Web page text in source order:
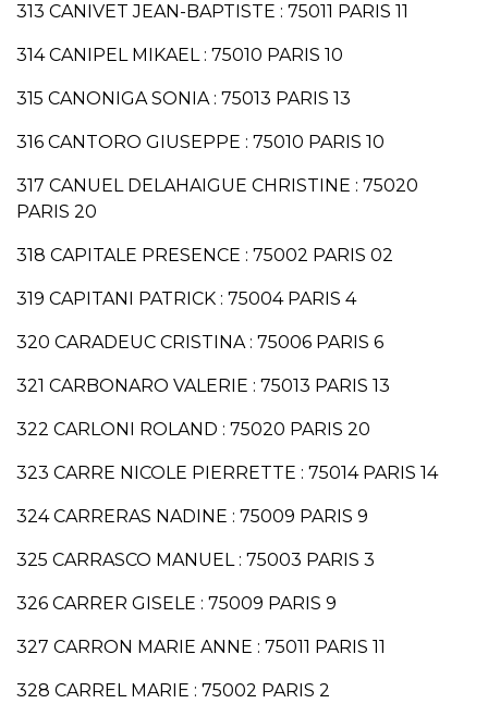
313 CANIVET JEAN-BAPTISTE : 75011 PARIS 11
314 CANIPEL MIKAEL : 75010 PARIS 10
315 CANONIGA SONIA : 75013 PARIS 13
316 CANTORO GIUSEPPE : 75010 PARIS 10
317 CANUEL DELAHAIGUE CHRISTINE : 75020
PARIS 20
318 CAPITALE PRESENCE : 75002 PARIS 02
319 CAPITANI PATRICK : 75004 PARIS 4
320 CARADEUC CRISTINA : 75006 PARIS 6
321 CARBONARO VALERIE : 75013 PARIS 13
322 CARLONI ROLAND : 75020 PARIS 20
323 CARRE NICOLE PIERRETTE : 75014 PARIS 14
324 CARRERAS NADINE : 75009 PARIS 9
325 CARRASCO MANUEL : 75003 PARIS 3
326 CARRER GISELE : 75009 PARIS 9
327 CARRON MARIE ANNE : 75011 PARIS 11
328 CARREL MARIE : 75002 PARIS 2